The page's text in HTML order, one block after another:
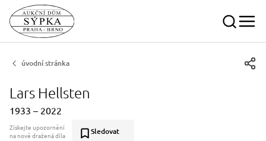
úvodní stránka
Lars Hellsten
1933 – 2022
Získejte upozornění
na nově dražená díla
Sledovat